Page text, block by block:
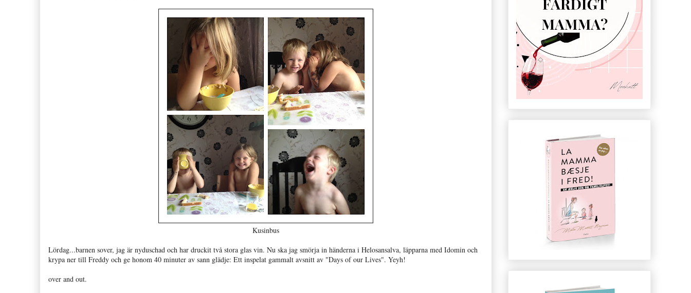
Kusinbus
Lördag...barnen sover, jag är nyduschad och har druckit två stora glas vin. Nu ska jag smörja in händerna i Helosansalva, läpparna med Idomin och
krypa ner till Freddy och ge honom 40 minuter av sann glädje: Ett inspelat gammalt avsnitt av "Days of our Lives". Yeyh!
over and out.